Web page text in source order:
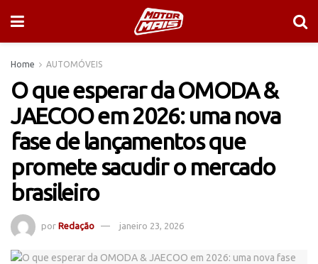
Home AUTOMÓVEIS
O que esperar da OMODA &
JAECOO em 2026: uma nova
fase de lançamentos que
promete sacudir o mercado
brasileiro
por Redação janeiro 23, 2026